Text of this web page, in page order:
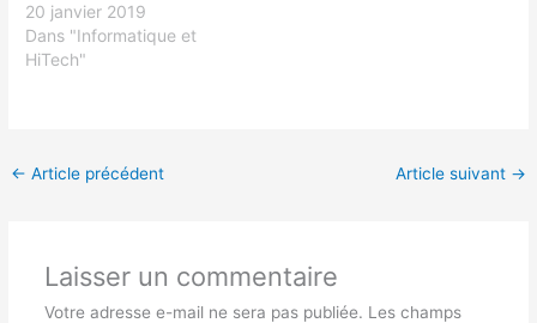
20 janvier 2019
Dans "Informatique et
HiTech"
← Article précédent Article suivant →
Laisser un commentaire
Votre adresse e-mail ne sera pas publiée. Les champs